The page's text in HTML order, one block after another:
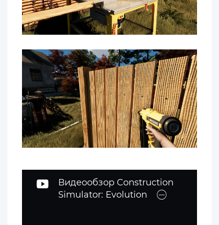
Видеообзор Construction
Simulator: Evolution